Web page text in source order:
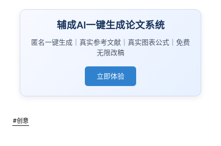
辅成AI一键生成论文系统
匿名一键生成｜真实参考文献｜真实图表公式｜免费
无限改稿
立即体验
#创意